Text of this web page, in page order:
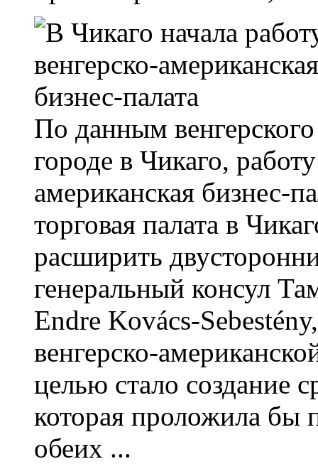
По данным
городе в Чикаго,
американская бизнес-
торговая палата в
расширить
генеральный консул
Endre Kovács-
венгерско-
целью стало создание
которая проложила бы
обеих ...